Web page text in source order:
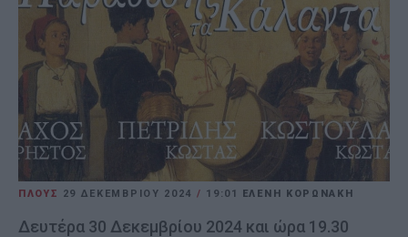
ΠΛΟΥΣ 29 ΔΕΚΕΜΒΡΊΟΥ 2024 / 19:01 ΕΛΕΝΗ ΚΟΡΩΝΑΚΗ
Δευτέρα 30 Δεκεμβρίου 2024 και ώρα 19.30